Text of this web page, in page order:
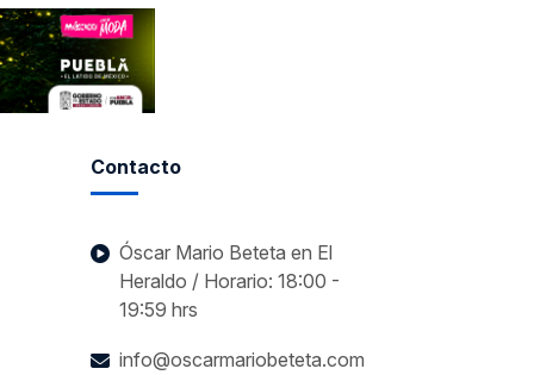
Contacto
Óscar Mario Beteta en El
Heraldo / Horario: 18:00 -
19:59 hrs
info@oscarmariobeteta.com